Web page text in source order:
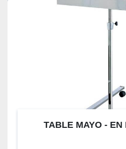
TABLE MAYO - EN